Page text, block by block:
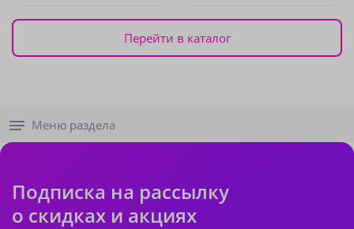
Перейти в каталог
Меню раздела
Подписка на рассылку
о скидках и акциях